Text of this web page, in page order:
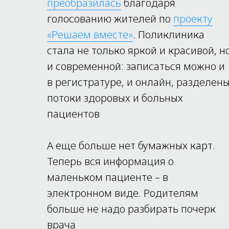
преобразилась благодаря
голосованию жителей по проекту
«Решаем вместе». Поликлиника
стала не только яркой и красивой,
и современной: записаться можно и
в регистратуре, и онлайн,
потоки здоровых и больных
пациентов
А еще больше нет бумажных карт.
Теперь вся информация о
маленьком пациенте – в
электронном виде. Родителям
больше не надо разбирать почерк
врача